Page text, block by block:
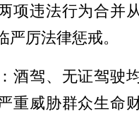
项违法行为合并
严厉法律惩戒。
酒驾、无证驾驶
重威胁群众生命